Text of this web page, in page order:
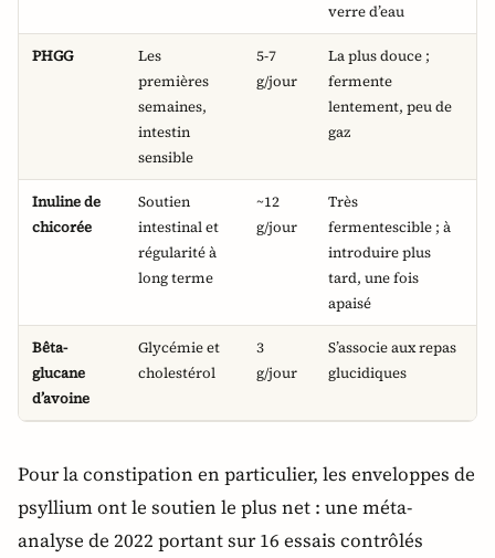
verre d’eau
PHGG
Les
premières
semaines,
intestin
sensible
5-7
g/jour
La plus douce ;
fermente
lentement, peu de
gaz
Inuline de
chicorée
Soutien
intestinal et
régularité à
long terme
~12
g/jour
Très
fermentescible ; à
introduire plus
tard, une fois
apaisé
Bêta-
glucane
d’avoine
Glycémie et
cholestérol
3
g/jour
S’associe aux repas
glucidiques
Pour la constipation en particulier, les enveloppes de
psyllium ont le soutien le plus net : une méta-
analyse de 2022 portant sur 16 essais contrôlés